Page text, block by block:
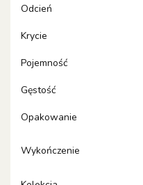
Odcień
Krycie
Pojemność
Gęstość
Opakowanie
Wykończenie